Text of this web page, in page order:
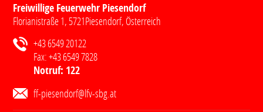
Freiwillige Feuerwehr Piesendorf
Florianistraße 1, 5721Piesendorf, Österreich
+43 6549 20122
Fax:+43 6549 7828
Notruf: 122
ff-piesendorf@lfv-sbg.at